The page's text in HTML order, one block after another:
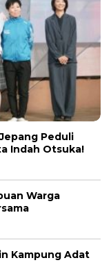
Peduli
Indah Otsuka!
Warga
Kampung Adat